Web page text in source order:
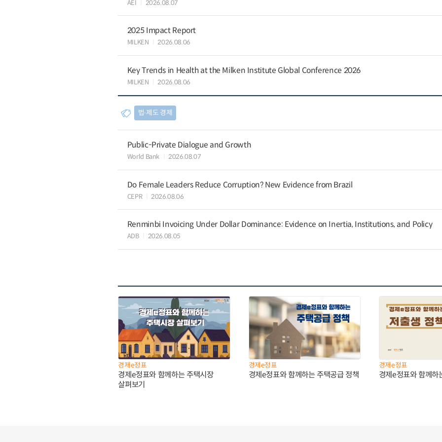
AEI 2026.08.07
2025 Impact Report
MILKEN 2026.08.06
Key Trends in Health at the Milken Institute Global Conference 2026
MILKEN 2026.08.06
법∙제도 경제
Public-Private Dialogue and Growth
World Bank 2026.08.07
Do Female Leaders Reduce Corruption? New Evidence from Brazil
CEPR 2026.08.06
Renminbi Invoicing Under Dollar Dominance: Evidence on Inertia, Institutions, and Policy
ADB 2026.08.05
경제e정표
경제e정표와 함께하는 주택시장
살펴보기
경제e정표
경제e정표와 함께하는 주택공급 정책
경제e정표
경제e정표와 함께하